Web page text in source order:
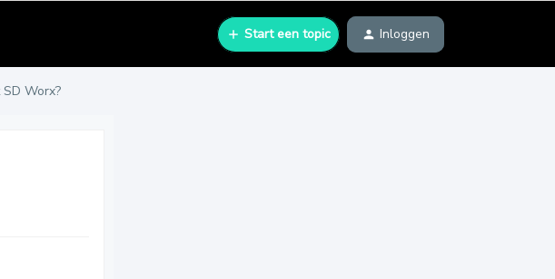
Start een topic Inloggen
Worx?